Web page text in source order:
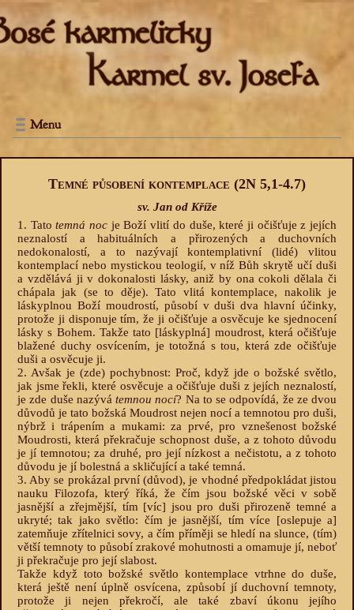
Menu
Temné působení kontemplace (2N 5,1-4.7)
sv. Jan od Kříže
1. Tatotemná noc je Boží vlití do duše, které ji očišťuje z jejích
neznalostí a habituálních a přirozených a duchovních
nedokonalostí, a to nazývají kontemplativní (lidé) vlitou
kontemplací nebo mystickou teologií, v níž Bůh skrytě učí duši
a vzdělává ji v dokonalosti lásky, aniž by ona cokoli dělala či
chápala jak (se to děje). Tato vlitá kontemplace, nakolik je
láskyplnou Boží moudrostí, působí v duši dva hlavní účinky,
protože ji disponuje tím, že ji očišťuje a osvěcuje ke sjednocení
lásky s Bohem. Takže tato [láskyplná] moudrost, která očišťuje
blažené duchy osvícením, je totožná s tou, která zde očišťuje
duši a osvěcuje ji.
2. Avšak je (zde) pochybnost: Proč, když jde o božské světlo,
jak jsme řekli, které osvěcuje a očišťuje duši z jejích neznalostí,
je zde duše nazývá temnou nocí? Na to se odpovídá, že ze dvou
důvodů je tato božská Moudrost nejen nocí a temnotou pro duši,
nýbrž i trápením a mukami: za prvé, pro vznešenost božské
Moudrosti, která překračuje schopnost duše, a z tohoto důvodu
je jí temnotou; za druhé, pro její nízkost a nečistotu, a z tohoto
důvodu je jí bolestná a skličující a také temná.
3. Aby se prokázal první (důvod), je vhodné předpokládat jistou
nauku Filozofa, který říká, že čím jsou božské věci v sobě
jasnější a zřejmější, tím [víc] jsou pro duši přirozeně temné a
ukryté; tak jako světlo: čím je jasnější, tím více [oslepuje a]
zatemňuje zřítelnici sovy, a čím příměji se hledí na slunce, (tím)
větší temnoty to působí zrakové mohutnosti a omamuje jí, neboť
ji překračuje pro její slabost.
Takže když toto božské světlo kontemplace vtrhne do duše,
která ještě není úplně osvícena, způsobí jí duchovní temnoty,
protože ji nejen překročí, ale také zbaví úkonu jejího